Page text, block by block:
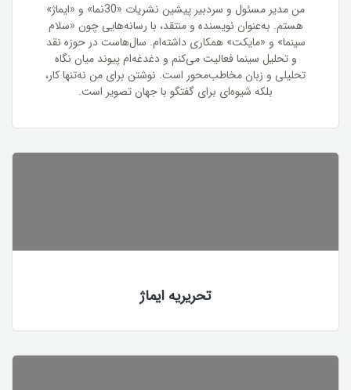
من مدیر مسئول و سردبیر پیشین نشریات «30نما» و «ایماژ»
هستم. به‌عنوان نویسنده و منتقد، با رسانه‌هایی چون «سلام
سینما» و «مایکت» همکاری داشته‌ام. سال‌هاست در حوزه نقد
و تحلیل سینما فعالیت می‌کنم و دغدغه‌ام پیوند میان نگاه
تحلیلی و زبان مخاطب‌محور است. نوشتن برای من نه‌تنها کار،
بلکه شیوه‌ای برای گفتگو با جهان تصویر است.
تحریریه ایماژ